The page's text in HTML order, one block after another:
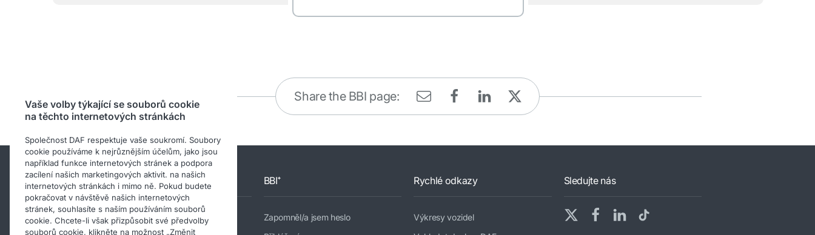
Share the BBI page:
Jiné webové stránky DAF
Web společnosti DAF
BBI⁺
Zapomněl/a jsem heslo
Rychlé odkazy
Výkresy vozidel
Sledujte nás
Vaše volby týkající se souborů cookie
na těchto internetových stránkách
Společnost DAF respektuje vaše soukromí. Soubory
cookie používáme k nejrůznějším účelům, jako jsou
například funkce internetových stránek a podpora
zacílení našich marketingových aktivit. na našich
internetových stránkách i mimo ně. Pokud budete
pokračovat v návštěvě našich internetových
stránek, souhlasíte s naším používáním souborů
cookie. Chcete-li však přizpůsobit své předvolby
souborů cookie, klikněte na možnost „Změnit